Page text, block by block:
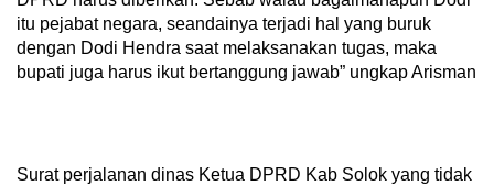
itu pejabat negara, seandainya terjadi hal yang buruk
dengan Dodi Hendra saat melaksanakan tugas, maka
bupati juga harus ikut bertanggung jawab” ungkap Arisman
Surat perjalanan dinas Ketua DPRD Kab Solok yang tidak